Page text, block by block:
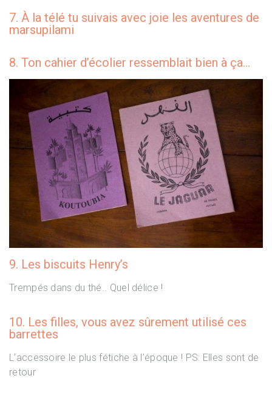
7. À la télé tu suivais avec joie les aventures de
marsupilami
8. Ton cahier d’écolier ressemblait bien à ça…
9. Les biscuits Henry’s
Trempés dans du thé.. Quel délice !
10. Les filles, vous avez sûrement utilisé ces
barrettes
L’accessoire le plus fétiche à l’époque ! PS: Elles sont de
retour